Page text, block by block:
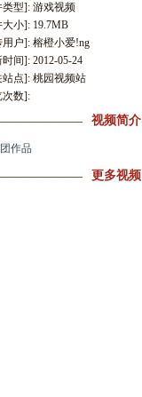
类型]: 游戏视频
大小]: 19.7MB
用户]: 榕橙小爱!ng
间]: 2012-05-24
站点]: 桃园视频站
次数]:
视频简介
作品
更多视频